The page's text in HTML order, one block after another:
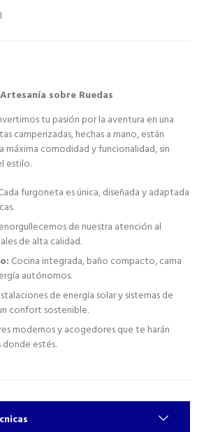
sobre Ruedas
tu pasión por la aventura en una
camperizadas, hechas a mano, están
máxima comodidad y funcionalidad, sin
estilo.
furgoneta es única, diseñada y adaptada
de nuestra atención al
de alta calidad.
Cocina integrada, baño compacto, cama
autónomos.
de energía solar y sistemas de
confort sostenible.
modernos y acogedores que te harán
donde estés.